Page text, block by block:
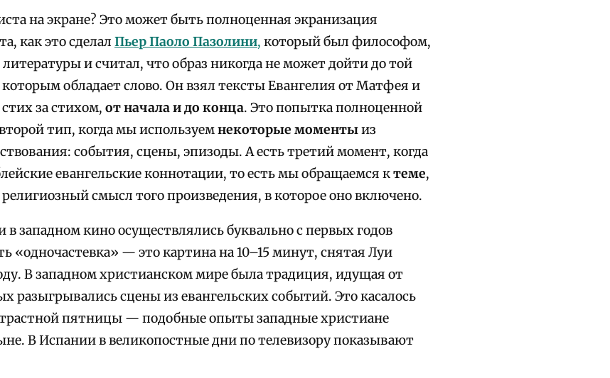
на экране? Это может быть полноценная экранизация
как это сделал Пьер Паоло Пазолини, который был философом,
и считал, что образ никогда не может дойти до той
обладает слово. Он взял тексты Евангелия от Матфея и
за стихом, от начала и до конца. Это попытка полноценной
тип, когда мы используемнекоторые моментыиз
события, сцены, эпизоды. А есть третий момент, когда
евангельские коннотации, то есть мы обращаемся ктеме,
смысл того произведения, в которое оно включено.
западном кино осуществлялись буквально с первых годов
«одночастевка» — это картина на 10–15 минут, снятая Луи
В западном христианском мире была традиция, идущая от
разыгрывались сцены из евангельских событий. Это касалось
пятницы — подобные опыты западные христиане
В Испании в великопостные дни по телевизору показывают